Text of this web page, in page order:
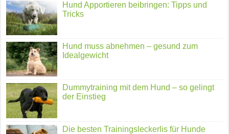
Hund Apportieren beibringen: Tipps und
Tricks
Hund muss abnehmen – gesund zum
Idealgewicht
Dummytraining mit dem Hund – so gelingt
der Einstieg
Die besten Trainingsleckerlis für Hunde